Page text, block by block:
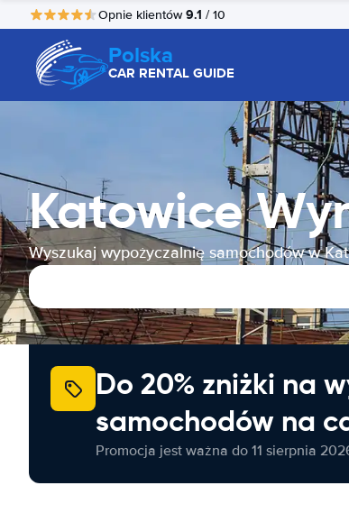
Opnie klientów9.1 / 10
Polska
CAR RENTAL GUIDE
Katowice
Wyszukaj wypożyczalnię samochodów w
Do 20% zniżki na
samochodów na
Promocja jest ważna do 11 sierpnia